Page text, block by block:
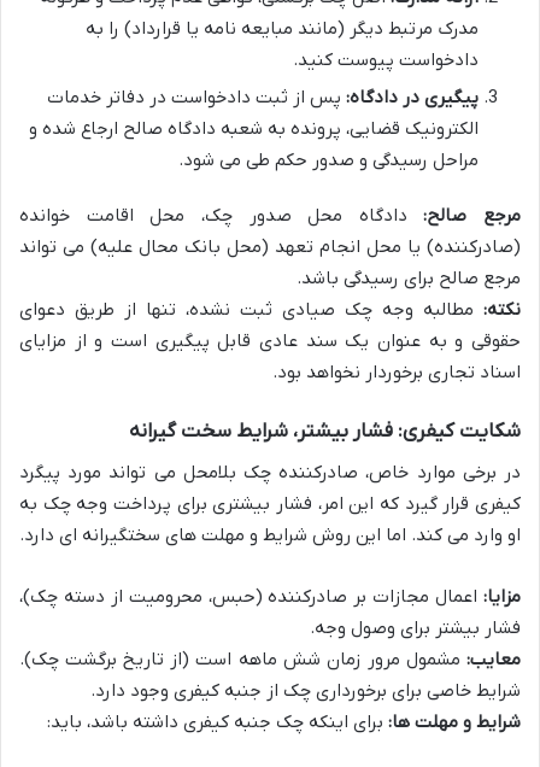
مدرک مرتبط دیگر (مانند مبایعه نامه یا قرارداد) را به
دادخواست پیوست کنید.
پیگیری در دادگاه: پس از ثبت دادخواست در دفاتر خدمات
الکترونیک قضایی، پرونده به شعبه دادگاه صالح ارجاع شده و
مراحل رسیدگی و صدور حکم طی می شود.
مرجع صالح:دادگاه محل صدور چک، محل اقامت خوانده
(صادرکننده) یا محل انجام تعهد (محل بانک محال علیه) می تواند
مرجع صالح برای رسیدگی باشد.
نکته: مطالبه وجه چک صیادی ثبت نشده، تنها از طریق دعوای
حقوقی و به عنوان یک سند عادی قابل پیگیری است و از مزایای
اسناد تجاری برخوردار نخواهد بود.
شکایت کیفری: فشار بیشتر، شرایط سخت گیرانه
در برخی موارد خاص، صادرکننده چک بلامحل می تواند مورد پیگرد
کیفری قرار گیرد که این امر، فشار بیشتری برای پرداخت وجه چک به
او وارد می کند. اما این روش شرایط و مهلت های سختگیرانه ای دارد.
مزایا: اعمال مجازات بر صادرکننده (حبس، محرومیت از دسته چک)،
فشار بیشتر برای وصول وجه.
معایب: مشمول مرور زمان شش ماهه است (از تاریخ برگشت چک).
شرایط خاصی برای برخورداری چک از جنبه کیفری وجود دارد.
شرایط و مهلت ها: برای اینکه چک جنبه کیفری داشته باشد، باید: